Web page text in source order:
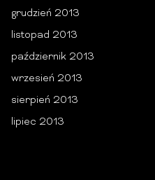
grudzień 2013
listopad 2013
październik 2013
wrzesień 2013
sierpień 2013
lipiec 2013